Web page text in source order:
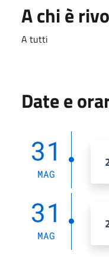
A chi è
A tutti
Date e
31
MAG
31
MAG